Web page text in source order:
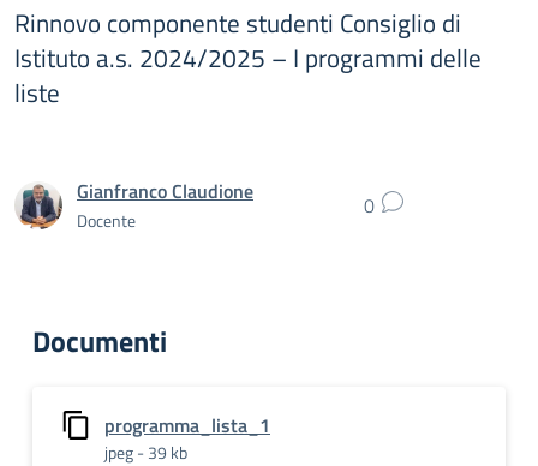
Rinnovo componente studenti Consiglio di
Istituto a.s. 2024/2025 – I programmi delle
liste
Gianfranco Claudione
Docente 0
Documenti
programma_lista_1
jpeg - 39 kb